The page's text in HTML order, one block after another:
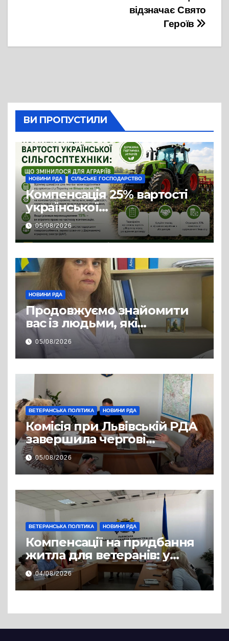
відзначає Свято
Героїв
ВИ ПРОПУСТИЛИ
НОВИНИ РДА СІЛЬСЬКЕ ГОСПОДАРСТВО
Компенсація 25% вартості
української
сільгосптехніки: що
змінилося для аграріїв
05/08/2026
НОВИНИ РДА
Продовжуємо знайомити
вас із людьми, які
допомагають нашим
захисникам і захисницям
повертатися до цивільного
життя
05/08/2026
ВЕТЕРАНСЬКА ПОЛІТИКА НОВИНИ РДА
Комісія при Львівській РДА
завершила чергові
співбесіди та
рекомендувала кандидатів
на посади фахівців із
супроводу
05/08/2026
ВЕТЕРАНСЬКА ПОЛІТИКА НОВИНИ РДА
Компенсації на придбання
житла для ветеранів: у
Львівській РДА розглянули
нові заяви
04/08/2026